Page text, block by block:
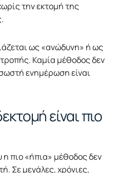
την εκτομή της
ως «ανώδυνη» ή ως
Καμία μέθοδος δεν
ενημέρωση είναι
είναι πιο
πιο «ήπια» μέθοδος δεν
Σε μεγάλες, χρόνιες,